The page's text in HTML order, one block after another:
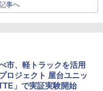
事へ
市、軽トラックを活用
ロジェクト 屋台ユニッ
」で実証実験開始